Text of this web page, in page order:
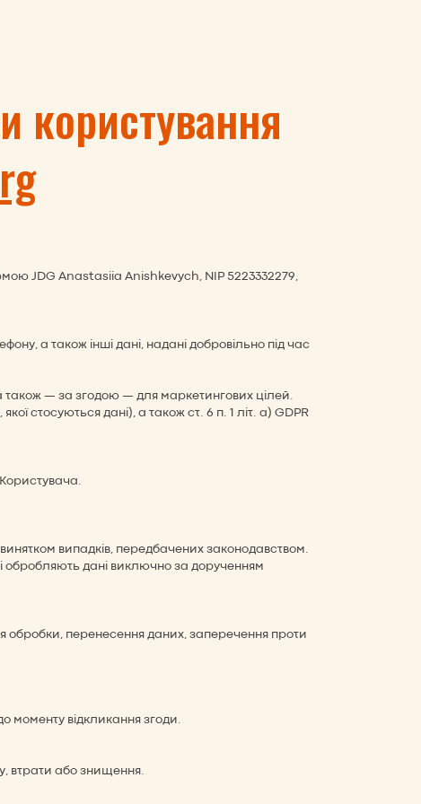
користування
JDG Anastasiia Anishkevych, NIP 5223332279,
а також інші дані, надані добровільно під час
також — за згодою — для маркетингових цілей.
стосуються дані), а також ст. 6 п. 1 літ. a) GDPR
випадків, передбачених законодавством.
обробляють дані виключно за дорученням
обробки, перенесення даних, заперечення проти
моменту відкликання згоди.
втрати або знищення.